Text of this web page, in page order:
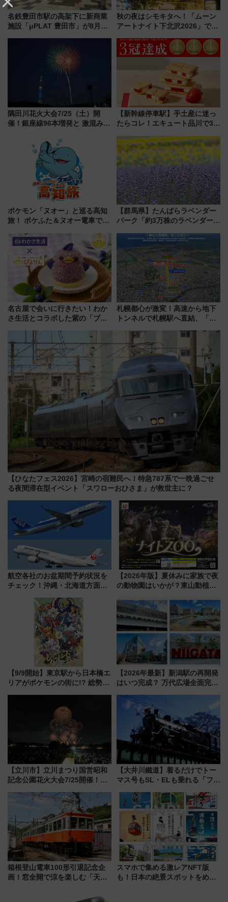
名鉄豊田市駅の高架下に新商業
施設「μPLAT 豊田市」が8月26
秋の夜はシモキタへ！「ムーン
アートナイト下北沢2026」でイ
を満喫しよう
隅田川花火大会7/25（土）開
催！銀座線96本増発と 激混みの
アクセス攻略法、2万発の花火が
都心の夜に！
【新幹線停車駅】手土産に迷っ
たらコレ！エキュート品川で3年
産スイーツとは？
ポケモン「ヌオー」と巡る高知
旅！ ポケふた＆ヌオー電車で楽
路の絶景と絶品グルメを満喫！
（7月18日スタート）
【群馬県】たんばらラベンダー
パーク「約3万株のラベンダー」
で都心から約1時間半で夏の絶景
を！
名古屋で会いに行きたい！わか
さ生活とコラボした紫の「ブル
札幌都心が激変！高速から地下
トンネルで札幌駅へ直結、「創
から本格着工、延長4.8km整備
事業の全貌
【ひなたフェス2026】宮崎の宿難民へ！特急787系で一晩過ごせ
る夜間滞在型イベント「スワローおひさま」が救世主に？
航空各社のお盆期間予約状況を
チェック！沖縄・北海道方面は
【2026年版】夏休みに家族で夜
の動物園はいかが？東山動植物
ZOO」開催情報
【9/9開始】東京駅から日本橋エ
リアがポケモンの街に!? 総勢
【2026年最新】新潟駅の再開発
はいつ完成？ 万代広場全面完成
開発、バスタ新潟構想まで徹底
解説！
【立川市】立川まつり国営昭和
記念公園花火大会7/25開催！
混雑に要注意、その理由は
【大井川鐵道】着るだけでトー
マス号もSL・ELも乗れる「フリ
受注販売
箱根登山電車100形引退記念企
画！窓全開で涼を楽しむ「天然
スマホで集める激レアNFT版
も！日本の絶景スポットをめぐ